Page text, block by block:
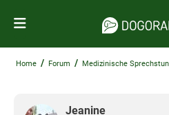
Home / Forum / Medizinische
Jeanine